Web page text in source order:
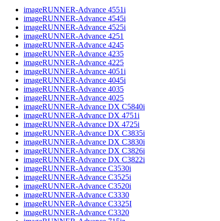
imageRUNNER-Advance 4551i
imageRUNNER-Advance 4545i
imageRUNNER-Advance 4525i
imageRUNNER-Advance 4251
imageRUNNER-Advance 4245
imageRUNNER-Advance 4235
imageRUNNER-Advance 4225
imageRUNNER-Advance 4051i
imageRUNNER-Advance 4045i
imageRUNNER-Advance 4035
imageRUNNER-Advance 4025
imageRUNNER-Advance DX C5840i
imageRUNNER-Advance DX 4751i
imageRUNNER-Advance DX 4725i
imageRUNNER-Advance DX C3835i
imageRUNNER-Advance DX C3830i
imageRUNNER-Advance DX C3826i
imageRUNNER-Advance DX C3822i
imageRUNNER-Advance C3530i
imageRUNNER-Advance C3525i
imageRUNNER-Advance C3520i
imageRUNNER-Advance C3330
imageRUNNER-Advance C3325I
imageRUNNER-Advance C3320